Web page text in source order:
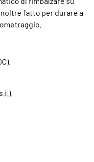
fatto per durare a